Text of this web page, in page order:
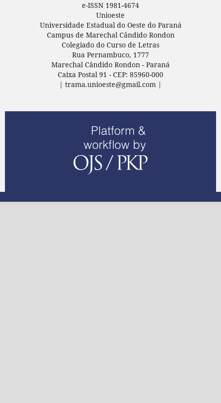
e-ISSN 1981-4674
Unioeste
Universidade Estadual do Oeste do Paraná
Campus de Marechal Cândido Rondon
Colegiado do Curso de Letras
Rua Pernambuco, 1777
Marechal Cândido Rondon - Paraná
Caixa Postal 91 - CEP: 85960-000
| trama.unioeste@gmail.com |